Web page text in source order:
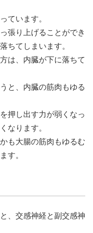
ています。
張り上げることができ
ちてしまいます。
は、内臓が下に落ちて
と、内臓の筋肉もゆる
押し出す力が弱くなっ
なります。
も大腸の筋肉もゆるむ
す。
、交感神経と副交感神